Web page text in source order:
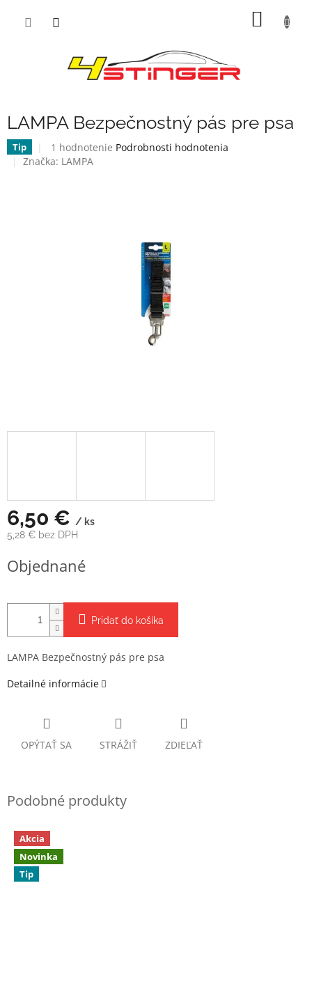
LAMPA Bezpečnostný pás pre psa
Tip
Priemerné
hodnotenie
1 hodnotenie Podrobnosti hodnotenia
Značka: LAMPA
6,50 € / ks
5,28 € bez DPH
cena:
Objednané
Pridať do košíka
LAMPA Bezpečnostný pás pre psa
Detailné informácie
OPÝTAŤ SA STRÁŽIŤ ZDIEĽAŤ
Akcia
Novinka
Tip